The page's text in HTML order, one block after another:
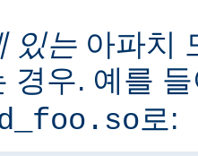
있는 아파치
경우. 예를
로: